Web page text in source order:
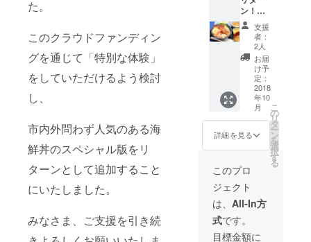
た。
このクラウドファンディン
グを通じて「特別な体験」
をしていただけるよう検討
し、
市内外問わず人気のある海
鮮丼のスペシャル版をリ
ターンとして追加すること
にいたしました。
みなさま、ご支援を引き続
200ｇ」
をセッ
トでお
届けし
ます。
海藻類
は私が
長年懇
意にし
ている
大船渡
の仕入
かひれ
は私も
かつて
勤めて
いた気
仙沼お
パック
もしく
はパッ
ク詰め
した
「セレ
クト
品」を
お届け
しま
す。
セット
せくだ
さい！
内容は
季節・
仕入れ
によっ
て変わ
ン！】“
クラウ
ドファ
ンディ
ング限
定！！”
いわて
三陸ス
ペシャ
ル海鮮
丼＆ふ
かひれ
スー
プ！＆
店主小
澤の手
書きの
お礼状
＆店内
お名前
掲載 。
支援
者：
2人
お届
け予
定：
2018
年10
月
詳細を見る
こ
の
リ
タ
ー
ン
を
選
択
す
る
このプロ
ジェクト
は、 All-In方
式です。
目標金額に